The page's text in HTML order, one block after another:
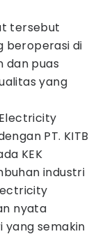
tersebut
beroperasi di
dan puas
yang
PT. KITB
KEK
industri
nyata
yang semakin